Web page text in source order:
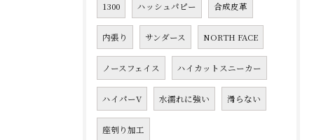
1300 ハッシュパピー 合成皮革
内張り サンダース NORTH FACE
ノースフェイス ハイカットスニーカー
ハイパーV 水濡れに強い 滑らない
座刳り加工